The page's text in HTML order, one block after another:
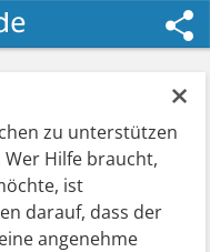
×
zu unterstützen
Hilfe braucht,
ist
darauf, dass der
angenehme